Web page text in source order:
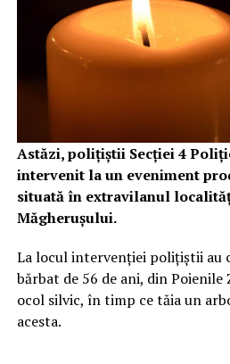
Astăzi, polițiștii Secției 4
intervenit la un eveniment
situată în extravilanul
Măgherușului.
La locul intervenției polițiștii au
bărbat de 56 de ani, din Poienile
ocol silvic, în timp ce tăia un
acesta.